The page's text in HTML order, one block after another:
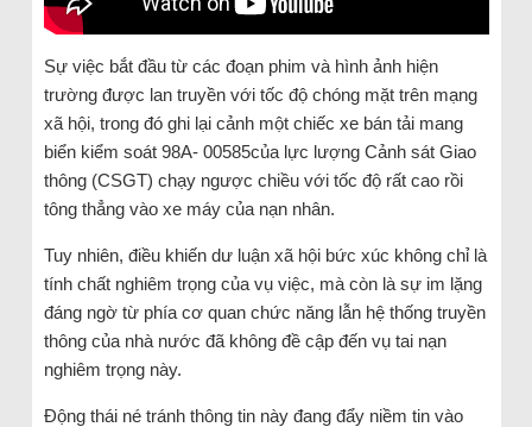
Sự việc bắt đầu từ các đoạn phim và hình ảnh hiện
trường được lan truyền với tốc độ chóng mặt trên mạng
xã hội, trong đó ghi lại cảnh một chiếc xe bán tải mang
biển kiểm soát 98A- 00585của lực lượng Cảnh sát Giao
thông (CSGT) chạy ngược chiều với tốc độ rất cao rồi
tông thẳng vào xe máy của nạn nhân.
Tuy nhiên, điều khiến dư luận xã hội bức xúc không chỉ là
tính chất nghiêm trọng của vụ việc, mà còn là sự im lặng
đáng ngờ từ phía cơ quan chức năng lẫn hệ thống truyền
thông của nhà nước đã không đề cập đến vụ tai nạn
nghiêm trọng này.
Động thái né tránh thông tin này đang đẩy niềm tin vào